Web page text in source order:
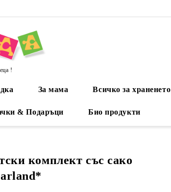
!
За мама Всичко за храненето
& Подаръци Био продукти
комплект със сако